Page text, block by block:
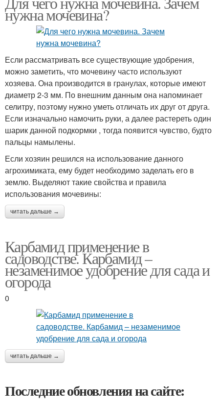
нужна мочевина?
Если рассматривать все существующие удобрения,
можно заметить, что мочевину часто используют
хозяева. Она производится в гранулах, которые имеют
диаметр 2-3 мм. По внешним данным она напоминает
селитру, поэтому нужно уметь отличать их друг от друга.
Если изначально намочить руки, а далее растереть один
шарик данной подкормки , тогда появится чувство, будто
пальцы намылены.
Если хозяин решился на использование данного
агрохимиката, ему будет необходимо заделать его в
землю. Выделяют такие свойства и правила
использования мочевины:
читать дальше →
Карбамид применение в
садоводстве. Карбамид –
незаменимое удобрение для сада и
огорода
0
читать дальше →
Последние обновления на сайте: